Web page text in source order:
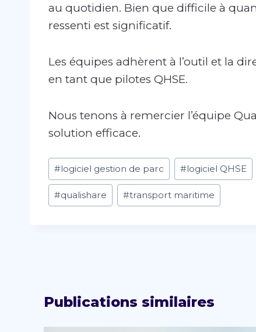
au quotidien. Bien que difficile à
ressenti est significatif.
Les équipes adhèrent à l’outil et la
en tant que pilotes QHSE.
Nous tenons à remercier l’équipe
solution efficace.
Étiquettes
de
la
#logiciel gestion de parc #logiciel QHSE
#qualishare #transport maritime
Publications similaires